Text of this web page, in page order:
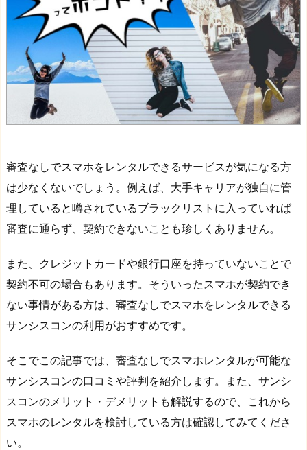
審査なしでスマホをレンタルできるサービスが気になる方
は少なくないでしょう。例えば、大手キャリアが独自に管
理していると噂されているブラックリストに入っていれば
審査に通らず、契約できないことも珍しくありません。
また、クレジットカードや銀行口座を持っていないことで
契約不可の場合もあります。そういったスマホが契約でき
ない事情がある方は、審査なしでスマホをレンタルできる
サンシスコンの利用がおすすめです。
そこでこの記事では、審査なしでスマホレンタルが可能な
サンシスコンの口コミや評判を紹介します。また、サンシ
スコンのメリット・デメリットも解説するので、これから
スマホのレンタルを検討している方は確認してみてくださ
い。